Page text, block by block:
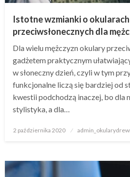
Istotne wzmianki o okularach
przeciwsłonecznych dla
Dla wielu mężczyzn okulary
gadżetem praktycznym
w słoneczny dzień, czyli w tym
funkcjonalne liczą się bardziej od
kwestii podchodzą inaczej, bo dla
stylistyka, a dla…
Napisano
2 października 2020